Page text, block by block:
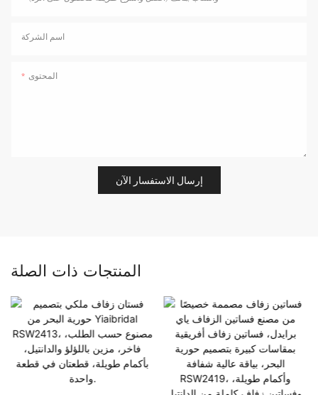
اسم الشركة
المحتوى
إرسال الاستفسار الآن
المنتجات ذات الصلة